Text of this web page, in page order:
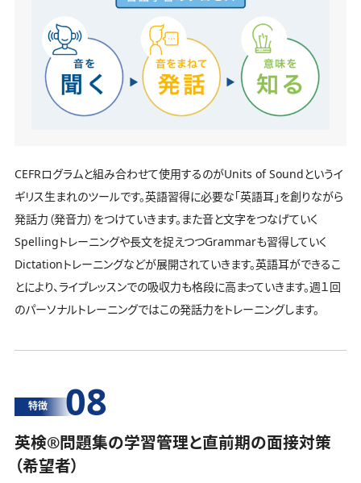
CEFRログラムと組み合わせて使用するのがUnits of Soundというイ
ギリス生まれのツールです。英語習得に必要な「英語耳」を創りながら
発話力（発音力）をつけていきます。また音と文字をつなげていく
Spellingトレーニングや長文を捉えつつGrammarも習得していく
Dictationトレーニングなどが展開されていきます。英語耳ができるこ
とにより、ライブレッスンでの吸収力も格段に高まっていきます。週１回
のパーソナルトレーニングではこの発話力をトレーニングします。
特徴 08
英検®️問題集の学習管理と直前期の面接対策
（希望者）